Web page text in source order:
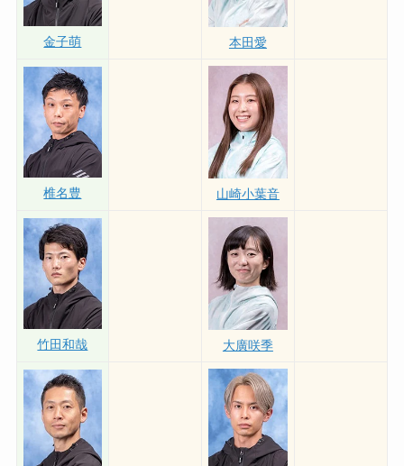
金子萌 本田愛
椎名豊 山崎小葉音
竹田和哉 大廣咲季